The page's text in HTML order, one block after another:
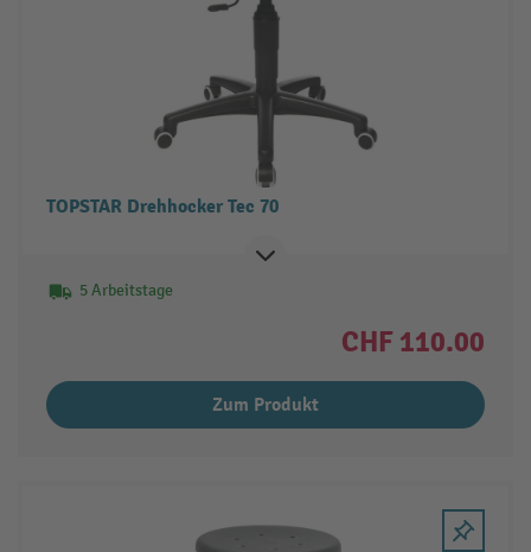
TOPSTAR Drehhocker Tec 70
5 Arbeitstage
CHF 110.00
Zum Produkt